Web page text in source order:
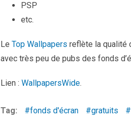
PSP
etc.
Le Top Wallpapers reflète la qualité
avec très peu de pubs des fonds
Lien : WallpapersWide.
Tag: fonds d'écran gratuits